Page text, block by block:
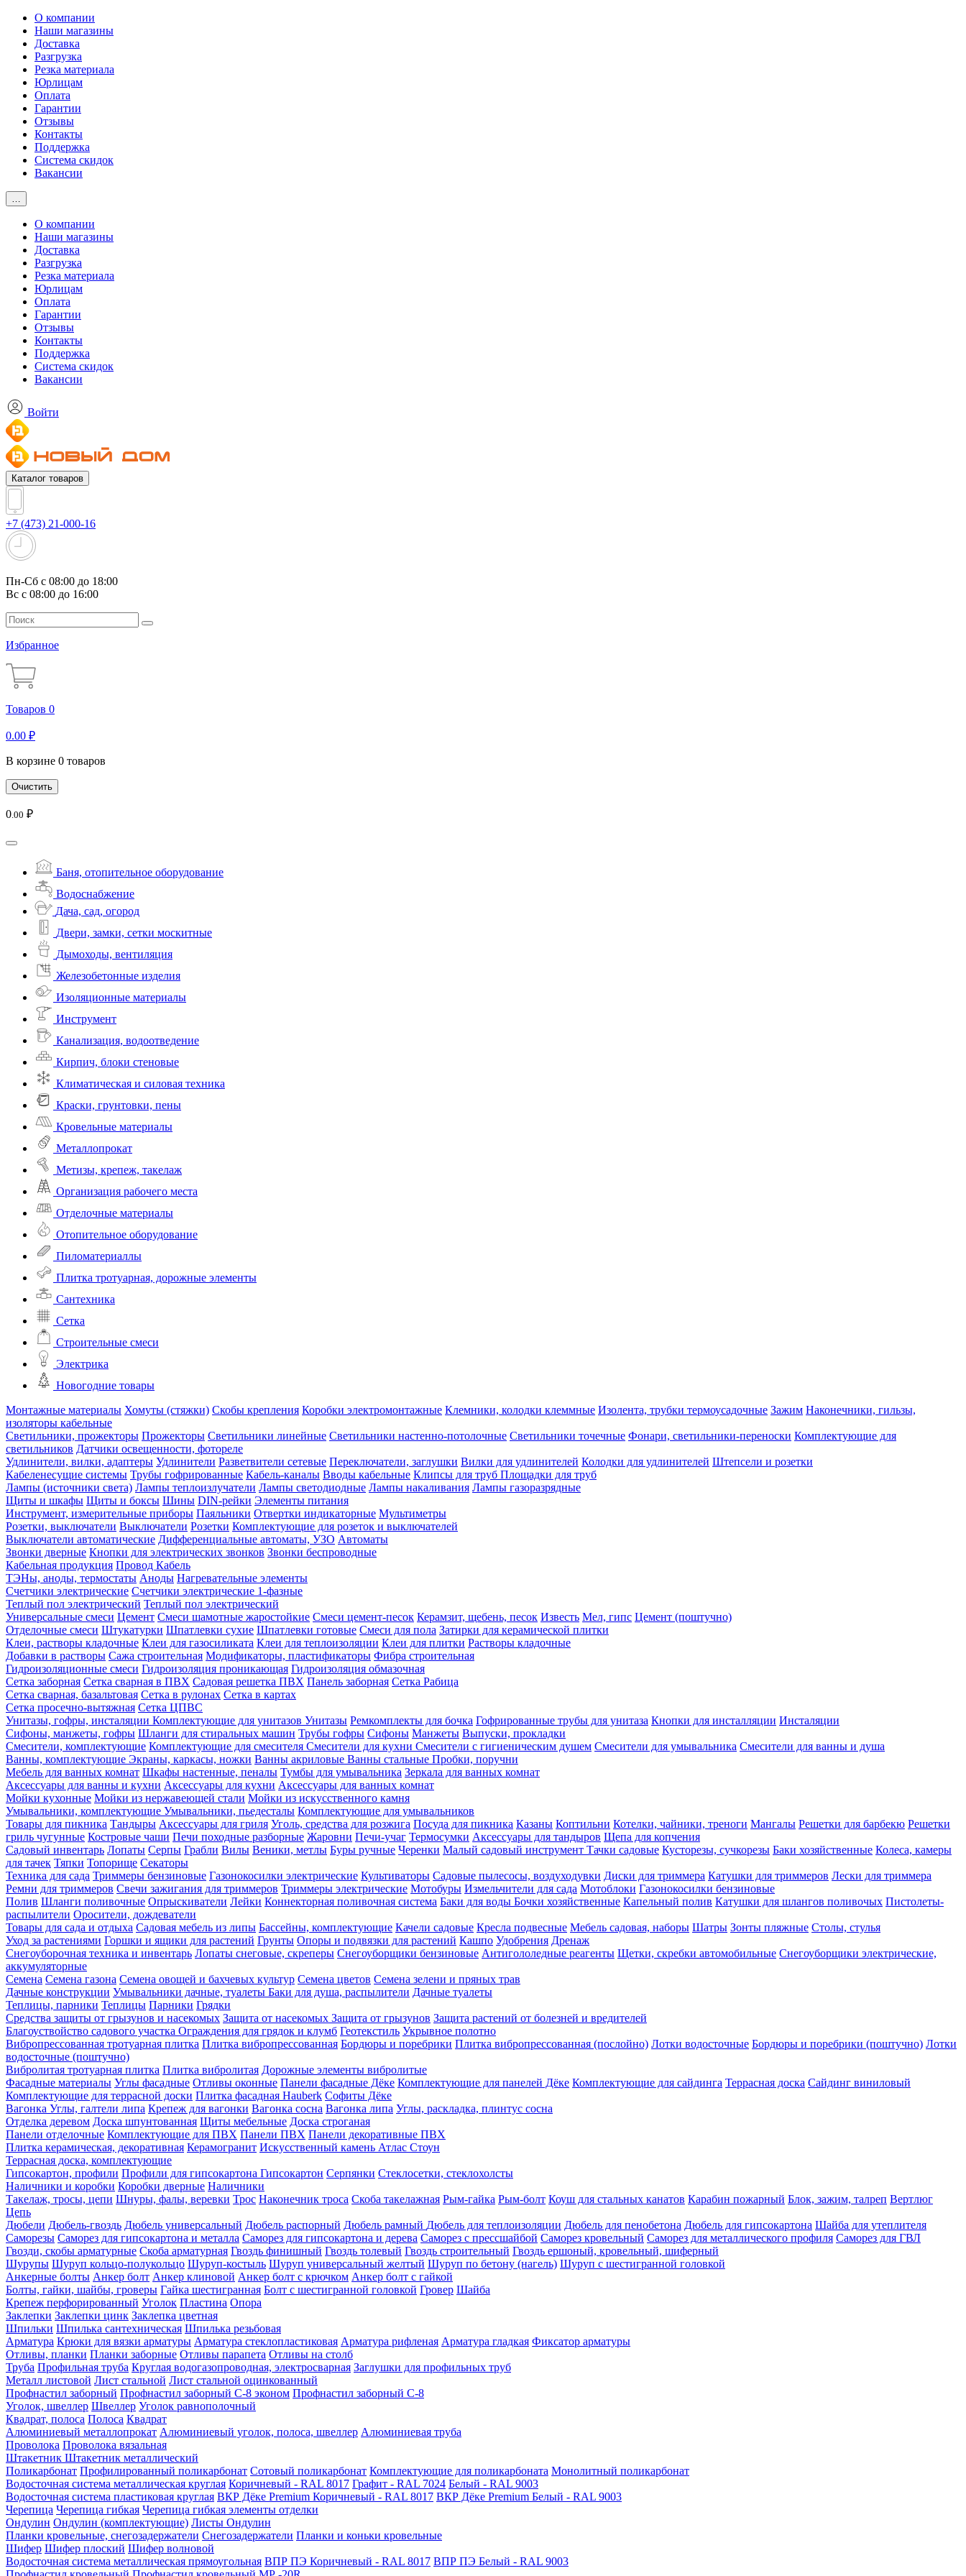
О компании
Наши магазины
Доставка
Разгрузка
Резка материала
Юрлицам
Оплата
Гарантии
Отзывы
Контакты
Поддержка
Система скидок
Вакансии
…
О компании
Наши магазины
Доставка
Разгрузка
Резка материала
Юрлицам
Оплата
Гарантии
Отзывы
Контакты
Поддержка
Система скидок
Вакансии
Войти
Каталог товаров
+7 (473) 21-000-16
Пн-Сб с 08:00 до 18:00
Вс с 08:00 до 16:00
Избранное
Товаров 0
0.00 ₽
В корзине 0 товаров
Очистить
0 .00 ₽
Баня, отопительное оборудование
Водоснабжение
Дача, сад, огород
Двери, замки, сетки москитные
Дымоходы, вентиляция
Железобетонные изделия
Изоляционные материалы
Инструмент
Канализация, водоотведение
Кирпич, блоки стеновые
Климатическая и силовая техника
Краски, грунтовки, пены
Кровельные материалы
Металлопрокат
Метизы, крепеж, такелаж
Организация рабочего места
Отделочные материалы
Отопительное оборудование
Пиломатериаллы
Плитка тротуарная, дорожные элементы
Сантехника
Сетка
Строительные смеси
Электрика
Новогодние товары
Монтажные материалы Хомуты (стяжки) Скобы крепления Коробки электромонтажные Клемники, колодки клеммные Изолента, трубки термоусадочные Зажим Наконечники, гильзы,
изоляторы кабельные
Светильники, прожекторы Прожекторы Светильники линейные Светильники настенно-потолочные Светильники точечные Фонари, светильники-переноски Комплектующие для
светильников Датчики освещенности, фотореле
Удлинители, вилки, адаптеры Удлинители Разветвители сетевые Переключатели, заглушки Вилки для удлинителей Колодки для удлинителей Штепсели и розетки
Кабеленесущие системы Трубы гофрированные Кабель-каналы Вводы кабельные Клипсы для труб Площадки для труб
Лампы (источники света) Лампы теплоизлучатели Лампы светодиодные Лампы накаливания Лампы газоразрядные
Щиты и шкафы Щиты и боксы Шины DIN-рейки Элементы питания
Инструмент, измерительные приборы Паяльники Отвертки индикаторные Мультиметры
Розетки, выключатели Выключатели Розетки Комплектующие для розеток и выключателей
Выключатели автоматические Дифференциальные автоматы, УЗО Автоматы
Звонки дверные Кнопки для электрических звонков Звонки беспроводные
Кабельная продукция Провод Кабель
ТЭНы, аноды, термостаты Аноды Нагревательные элементы
Счетчики электрические Счетчики электрические 1-фазные
Теплый пол электрический Теплый пол электрический
Универсальные смеси Цемент Смеси шамотные жаростойкие Смеси цемент-песок Керамзит, щебень, песок Известь Мел, гипс Цемент (поштучно)
Отделочные смеси Штукатурки Шпатлевки сухие Шпатлевки готовые Смеси для пола Затирки для керамической плитки
Клеи, растворы кладочные Клеи для газосиликата Клеи для теплоизоляции Клеи для плитки Растворы кладочные
Добавки в растворы Сажа строительная Модификаторы, пластификаторы Фибра строительная
Гидроизоляционные смеси Гидроизоляция проникающая Гидроизоляция обмазочная
Сетка заборная Сетка сварная в ПВХ Садовая решетка ПВХ Панель заборная Сетка Рабица
Сетка сварная, базальтовая Сетка в рулонах Сетка в картах
Сетка просечно-вытяжная Сетка ЦПВС
Унитазы, гофры, инсталяции Комплектующие для унитазов Унитазы Ремкомплекты для бочка Гофрированные трубы для унитаза Кнопки для инсталляции Инсталяции
Сифоны, манжеты, гофры Шланги для стиральных машин Трубы гофры Сифоны Манжеты Выпуски, прокладки
Смесители, комплектующие Комплектующие для смесителя Смесители для кухни Смесители с гигиеническим душем Смесители для умывальника Смесители для ванны и душа
Ванны, комплектующие Экраны, каркасы, ножки Ванны акриловые Ванны стальные Пробки, поручни
Мебель для ванных комнат Шкафы настенные, пеналы Тумбы для умывальника Зеркала для ванных комнат
Аксессуары для ванны и кухни Аксессуары для кухни Аксессуары для ванных комнат
Мойки кухонные Мойки из нержавеющей стали Мойки из искусственного камня
Умывальники, комплектующие Умывальники, пьедесталы Комплектующие для умывальников
Товары для пикника Тандыры Аксессуары для гриля Уголь, средства для розжига Посуда для пикника Казаны Коптильни Котелки, чайники, треноги Мангалы Решетки для барбекю Решетки
гриль чугунные Костровые чаши Печи походные разборные Жаровни Печи-учаг Термосумки Аксессуары для тандыров Щепа для копчения
Садовый инвентарь Лопаты Серпы Грабли Вилы Веники, метлы Буры ручные Черенки Малый садовый инструмент Тачки садовые Кусторезы, сучкорезы Баки хозяйственные Колеса, камеры
для тачек Тяпки Топорище Секаторы
Техника для сада Триммеры бензиновые Газонокосилки электрические Культиваторы Садовые пылесосы, воздуходувки Диски для триммера Катушки для триммеров Лески для триммера
Ремни для триммеров Свечи зажигания для триммеров Триммеры электрические Мотобуры Измельчители для сада Мотоблоки Газонокосилки бензиновые
Полив Шланги поливочные Опрыскиватели Лейки Коннекторная поливочная система Баки для воды Бочки хозяйственные Капельный полив Катушки для шлангов поливочых Пистолеты-
распылители Оросители, дождеватели
Товары для сада и отдыха Садовая мебель из липы Бассейны, комплектующие Качели садовые Кресла подвесные Мебель садовая, наборы Шатры Зонты пляжные Столы, стулья
Уход за растениями Горшки и ящики для растений Грунты Опоры и подвязки для растений Кашпо Удобрения Дренаж
Снегоуборочная техника и инвентарь Лопаты снеговые, скреперы Снегоуборщики бензиновые Антигололедные реагенты Щетки, скребки автомобильные Снегоуборщики электрические,
аккумуляторные
Семена Семена газона Семена овощей и бахчевых культур Семена цветов Семена зелени и пряных трав
Дачные конструкции Умывальники дачные, туалеты Баки для душа, распылители Дачные туалеты
Теплицы, парники Теплицы Парники Грядки
Средства защиты от грызунов и насекомых Защита от насекомых Защита от грызунов Защита растений от болезней и вредителей
Благоуствойство садового участка Ограждения для грядок и клумб Геотекстиль Укрывное полотно
Вибропрессованная тротуарная плитка Плитка вибропрессованная Бордюры и поребрики Плитка вибропрессованная (послойно) Лотки водосточные Бордюры и поребрики (поштучно) Лотки
водосточные (поштучно)
Вибролитая тротуарная плитка Плитка вибролитая Дорожные элементы вибролитые
Фасадные материалы Углы фасадные Отливы оконные Панели фасадные Дёке Комплектующие для панелей Дёке Комплектующие для сайдинга Террасная доска Сайдинг виниловый
Комплектующие для террасной доски Плитка фасадная Hauberk Софиты Дёке
Вагонка Углы, галтели липа Крепеж для вагонки Вагонка сосна Вагонка липа Углы, раскладка, плинтус сосна
Отделка деревом Доска шпунтованная Щиты мебельные Доска строганая
Панели отделочные Комплектующие для ПВХ Панели ПВХ Панели декоративные ПВХ
Плитка керамическая, декоративная Керамогранит Искусственный камень Атлас Стоун
Террасная доска, комплектующие
Гипсокартон, профили Профили для гипсокартона Гипсокартон Серпянки Стеклосетки, стеклохолсты
Наличники и коробки Коробки дверные Наличники
Такелаж, тросы, цепи Шнуры, фалы, веревки Трос Наконечник троса Скоба такелажная Рым-гайка Рым-болт Коуш для стальных канатов Карабин пожарный Блок, зажим, талреп Вертлюг
Цепь
Дюбели Дюбель-гвоздь Дюбель универсальный Дюбель распорный Дюбель рамный Дюбель для теплоизоляции Дюбель для пенобетона Дюбель для гипсокартона Шайба для утеплителя
Саморезы Саморез для гипсокартона и металла Саморез для гипсокартона и дерева Саморез с прессшайбой Саморез кровельный Саморез для металлического профиля Саморез для ГВЛ
Гвозди, скобы арматурные Скоба арматурная Гвоздь финишный Гвоздь толевый Гвоздь строительный Гвоздь ершоный, кровельный, шиферный
Шурупы Шуруп кольцо-полукольцо Шуруп-костыль Шуруп универсальный желтый Шуруп по бетону (нагель) Шуруп с шестигранной головкой
Анкерные болты Анкер болт Анкер клиновой Анкер болт с крючком Анкер болт с гайкой
Болты, гайки, шайбы, гроверы Гайка шестигранная Болт c шестигранной головкой Гровер Шайба
Крепеж перфорированный Уголок Пластина Опора
Заклепки Заклепки цинк Заклепка цветная
Шпильки Шпилька сантехническая Шпилька резьбовая
Арматура Крюки для вязки арматуры Арматура стеклопластиковая Арматура рифленая Арматура гладкая Фиксатор арматуры
Отливы, планки Планки заборные Отливы парапета Отливы на столб
Труба Профильная труба Круглая водогазопроводная, электросварная Заглушки для профильных труб
Металл листовой Лист стальной Лист стальной оцинкованный
Профнастил заборный Профнастил заборный С-8 эконом Профнастил заборный С-8
Уголок, швеллер Швеллер Уголок равнополочный
Квадрат, полоса Полоса Квадрат
Алюминиевый металлопрокат Алюминиевый уголок, полоса, швеллер Алюминиевая труба
Проволока Проволока вязальная
Штакетник Штакетник металлический
Поликарбонат Профилированный поликарбонат Сотовый поликарбонат Комплектующие для поликарбоната Монолитный поликарбонат
Водосточная система металлическая круглая Коричневый - RAL 8017 Графит - RAL 7024 Белый - RAL 9003
Водосточная система пластиковая круглая ВКР Дёке Premium Коричневый - RAL 8017 ВКР Дёке Premium Белый - RAL 9003
Черепица Черепица гибкая Черепица гибкая элементы отделки
Ондулин Ондулин (комплектующие) Листы Ондулин
Планки кровельные, снегозадержатели Снегозадержатели Планки и коньки кровельные
Шифер Шифер плоский Шифер волновой
Водосточная система металлическая прямоугольная ВПР ПЭ Коричневый - RAL 8017 ВПР ПЭ Белый - RAL 9003